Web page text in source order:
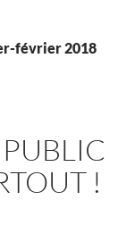
février 2018
!